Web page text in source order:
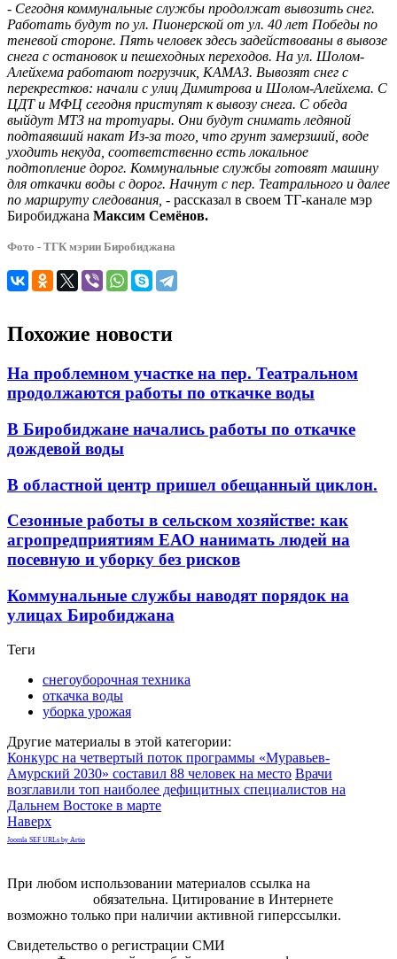
- Сегодня коммунальные службы продолжат вывозить снег.
Работать будут по ул. Пионерской от ул. 40 лет Победы по
теневой стороне. Пять человек здесь задействованы в вывозе
снега с остановок и пешеходных переходов. На ул. Шолом-
Алейхема работают погрузчик, КАМАЗ. Вывозят снег с
перекрестков: начали с улиц Димитрова и Шолом-Алейхема. С
ЦДТ и МФЦ сегодня приступят к вывозу снега. С обеда
выйдут МТЗ на тротуары. Они будут снимать ледяной
подтаявший накат Из-за того, что грунт замерзший, воде
уходить некуда, соответственно есть локальное
подтопление дорог. Коммунальные службы готовят машину
для откачки воды с дорог. Начнут с пер. Театрального и далее
по маршруту следования, - рассказал в своем ТГ-канале мэр
Биробиджана Максим Семёнов.
Фото - ТГК мэрии Биробиджана
Похожие новости
На проблемном участке на пер. Театральном
продолжаются работы по откачке воды
В Биробиджане начались работы по откачке
дождевой воды
В областной центр пришел обещанный циклон.
Сезонные работы в сельском хозяйстве: как
агропредприятиям ЕАО нанимать людей на
посевную и уборку без рисков
Коммунальные службы наводят порядок на
улицах Биробиджана
Теги
снегоуборочная техника
откачка воды
уборка урожая
Другие материалы в этой категории:
Конкурс на четвертый поток программы «Муравьев-
Амурский 2030» составил 88 человек на место Врачи
возглавили топ наиболее дефицитных специалистов на
Дальнем Востоке в марте
Наверх
Joomla SEF URLs by Artio
При любом использовании материалов ссылка на
обязательна. Цитирование в Интернете
возможно только при наличии активной гиперссылки.
Свидетельство о регистрации СМИ